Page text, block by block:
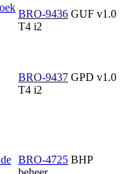
BRO-9436 GUF v1.0
T4 i2
BRO-9437 GPD v1.0
T4 i2
BRO-4725 BHP